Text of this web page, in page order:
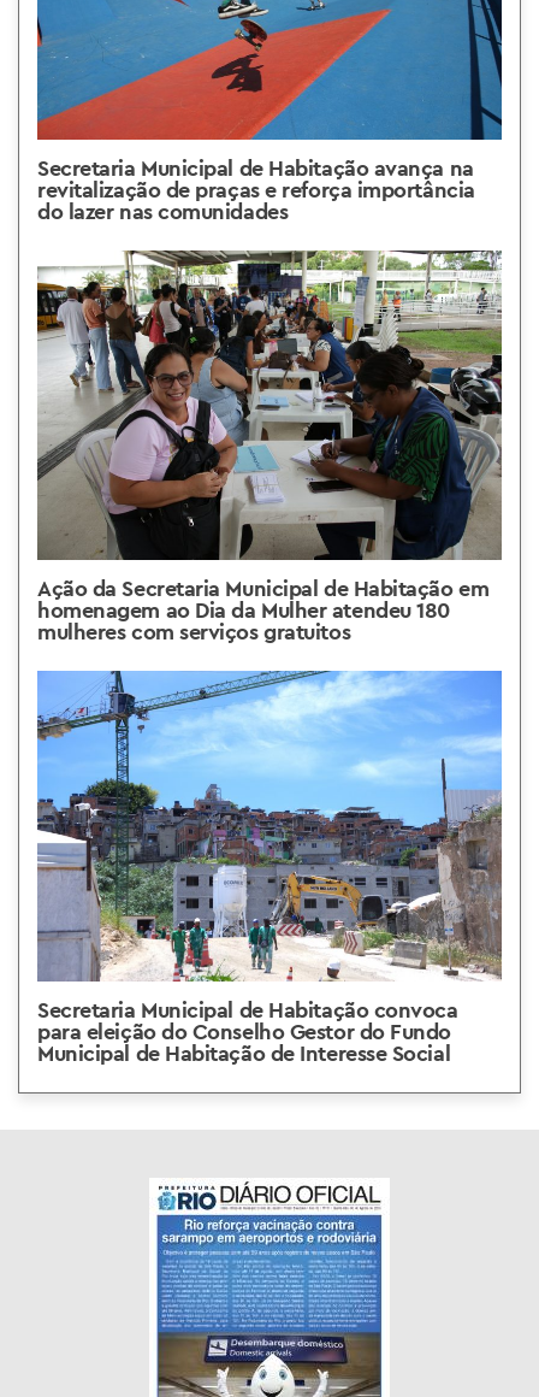
Secretaria Municipal de Habitação avança na
revitalização de praças e reforça importância
do lazer nas comunidades
Ação da Secretaria Municipal de Habitação em
homenagem ao Dia da Mulher atendeu 180
mulheres com serviços gratuitos
Secretaria Municipal de Habitação convoca
para eleição do Conselho Gestor do Fundo
Municipal de Habitação de Interesse Social